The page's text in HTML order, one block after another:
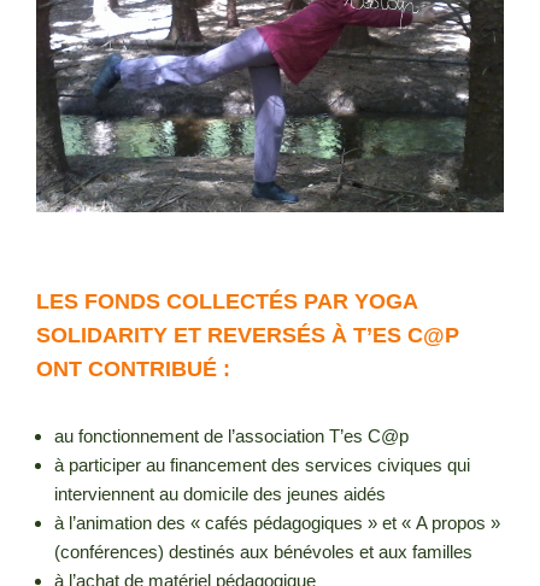
LES FONDS COLLECTÉS PAR YOGA
SOLIDARITY ET REVERSÉS À T’ES C@P
ONT CONTRIBUÉ :
au fonctionnement de l’association T’es C@p
à participer au financement des services civiques qui
interviennent au domicile des jeunes aidés
à l’animation des « cafés pédagogiques » et « A propos »
(conférences) destinés aux bénévoles et aux familles
à l’achat de matériel pédagogique